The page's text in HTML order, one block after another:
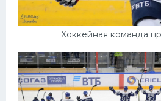
Хоккейная команда